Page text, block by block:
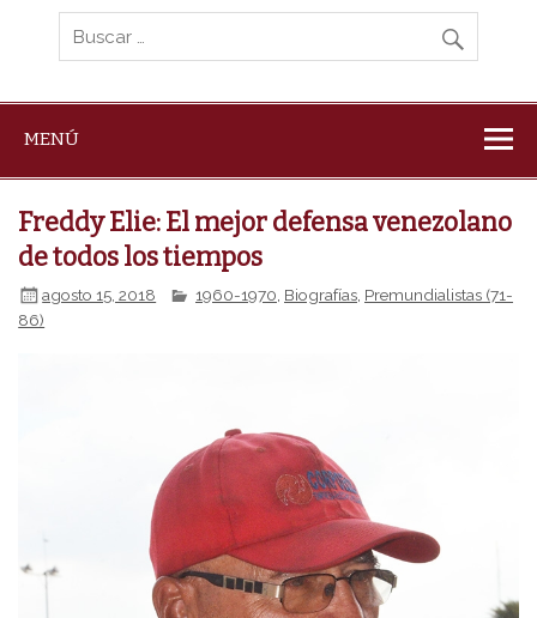
MENÚ
Freddy Elie: El mejor defensa venezolano
de todos los tiempos
agosto 15, 2018 1960-1970 Biografías Premundialistas (71-
86)